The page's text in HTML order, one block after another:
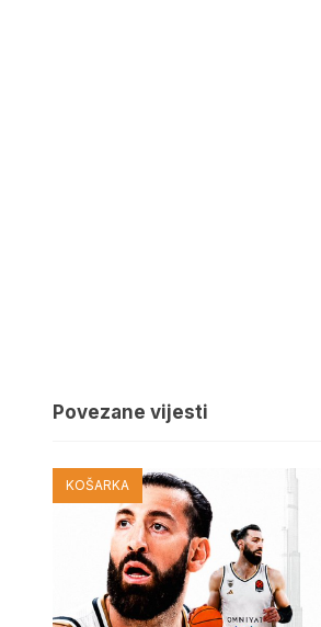
Povezane vijesti
KOŠARKA